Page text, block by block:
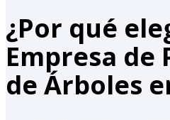
¿Por qué
Empresa de
de Árboles